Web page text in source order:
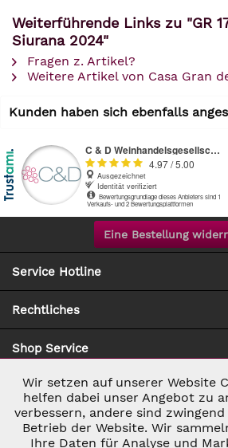
Weiterführende Links zu "GR
Siurana 2024"
Fragen z. Artikel?
Weitere Artikel von Casa Gran
Kunden haben sich ebenfalls
Eine Bestellung
Service Hotline
Rechtliches
Shop Service
Zahlung & Versand
Notwendig
Marketing
Wir setzen auf unserer Website
helfen dabei unser Angebot zu
verbessern, andere sind
Betrieb der Website. Wir
Ihre Daten für Analyse und